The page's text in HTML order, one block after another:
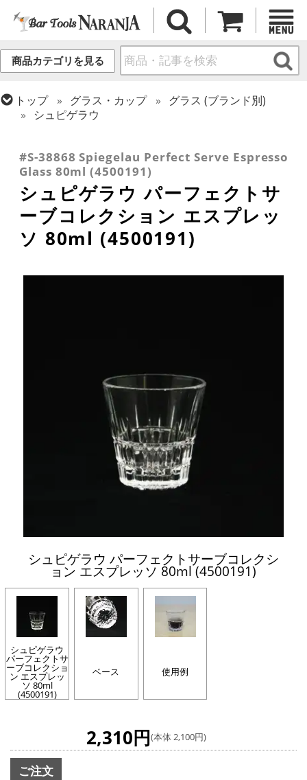
商品カテゴリを見る
トップ グラス・カップ
グラス (ブランド別)
シュピゲラウ
ショットグラス
#S-38868 Spiegelau Perfect Serve Espresso
Glass 80ml (4500191)
シュピゲラウ パーフェクトサ
ーブコレクション エスプレッ
ソ 80ml (4500191)
シュピゲラウ パーフェクトサーブコレクシ
ョン エスプレッソ 80ml (4500191)
シュピゲラウ
パーフェクトサ
ーブコレクショ
ン エスプレッ
ソ 80ml
(4500191)
ベース 使用例
2,310円(本体 2,100円)
ご注文